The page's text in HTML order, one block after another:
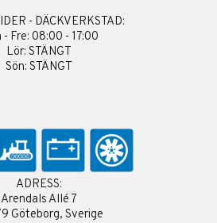
- DÄCKVERKSTAD:
- Fre: 08:00 - 17:00
Lör: STÄNGT
Sön: STÄNGT
ADRESS:
Arendals Allé 7
Göteborg, Sverige